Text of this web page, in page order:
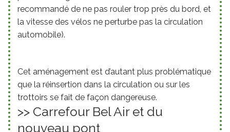
recommandé de ne pas rouler trop près du bord, et
la vitesse des vélos ne perturbe pas la circulation
automobile).
Cet aménagement est d’autant plus problématique
que la réinsertion dans la circulation ou sur les
trottoirs se fait de façon dangereuse.
>> Carrefour Bel Air et du
nouveau pont